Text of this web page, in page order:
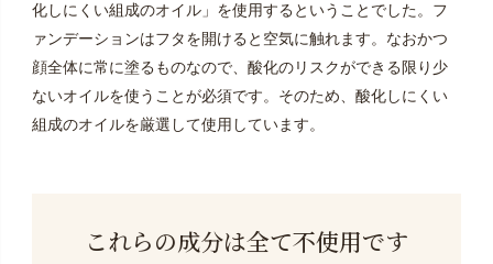
化しにくい組成のオイル」を使用するということでした。フ
ァンデーションはフタを開けると空気に触れます。なおかつ
顔全体に常に塗るものなので、酸化のリスクができる限り少
ないオイルを使うことが必須です。そのため、酸化しにくい
組成のオイルを厳選して使用しています。
これらの成分は全て不使用です